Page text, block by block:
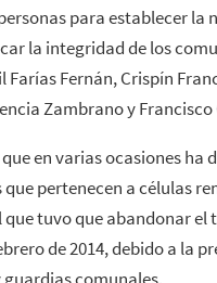
para establecer la
la integridad de los
Fernán, Crispín
Zambrano y
en varias ocasiones ha
pertenecen a células
tuvo que abandonar el
de 2014, debido a la